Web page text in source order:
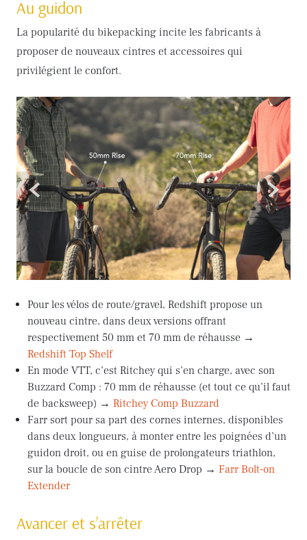
Au guidon
La popularité du bikepacking incite les fabricants à
proposer de nouveaux cintres et accessoires qui
privilégient le confort.
< >
Pour les vélos de route/gravel, Redshift propose un
nouveau cintre, dans deux versions offrant
respectivement 50 mm et 70 mm de réhausse →
Redshift Top Shelf
En mode VTT, c’est Ritchey qui s’en charge, avec son
Buzzard Comp : 70 mm de réhausse (et tout ce qu’il faut
de backsweep) → Ritchey Comp Buzzard
Farr sort pour sa part des cornes internes, disponibles
dans deux longueurs, à monter entre les poignées d’un
guidon droit, ou en guise de prolongateurs triathlon,
sur la boucle de son cintre Aero Drop → Farr Bolt-on
Extender
Avancer et s’arrêter